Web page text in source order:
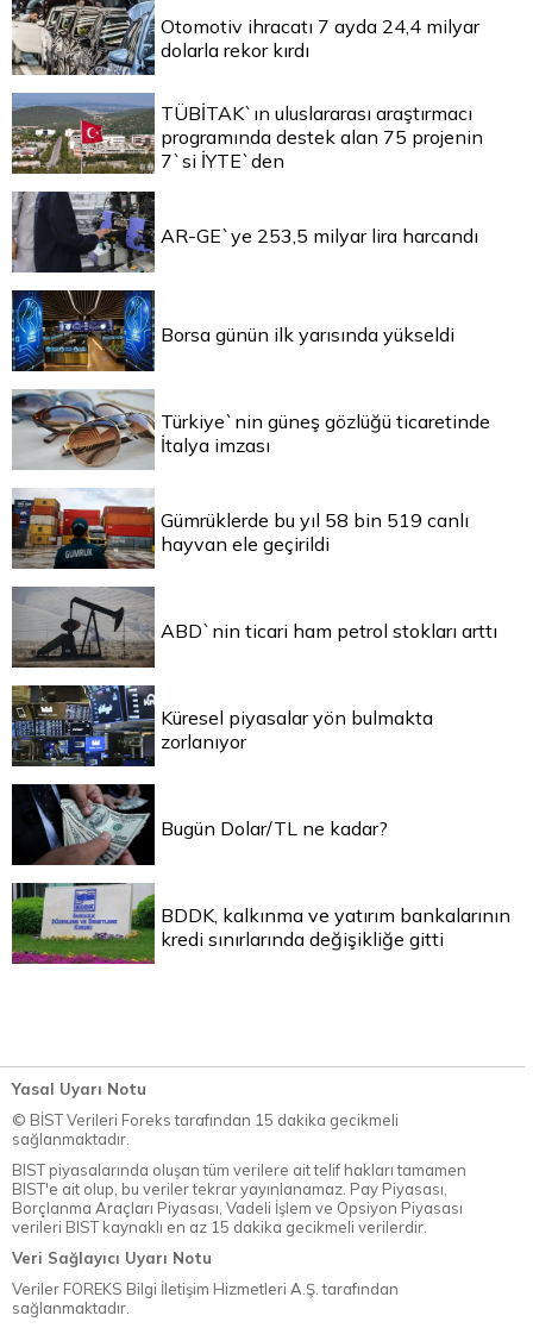
Otomotiv ihracatı 7 ayda 24,4 milyar
dolarla rekor kırdı
TÜBİTAK`ın uluslararası araştırmacı
programında destek alan 75 projenin
7`si İYTE`den
AR-GE`ye 253,5 milyar lira harcandı
Borsa günün ilk yarısında yükseldi
Türkiye`nin güneş gözlüğü ticaretinde
İtalya imzası
Gümrüklerde bu yıl 58 bin 519 canlı
hayvan ele geçirildi
ABD`nin ticari ham petrol stokları arttı
Küresel piyasalar yön bulmakta
zorlanıyor
Bugün Dolar/TL ne kadar?
BDDK, kalkınma ve yatırım bankalarının
kredi sınırlarında değişikliğe gitti
Yasal Uyarı Notu
© BİST Verileri Foreks tarafından 15 dakika gecikmeli
sağlanmaktadır.
BIST piyasalarında oluşan tüm verilere ait telif hakları tamamen
BIST'e ait olup, bu veriler tekrar yayınlanamaz. Pay Piyasası,
Borçlanma Araçları Piyasası, Vadeli İşlem ve Opsiyon Piyasası
verileri BIST kaynaklı en az 15 dakika gecikmeli verilerdir.
Veri Sağlayıcı Uyarı Notu
Veriler FOREKS Bilgi İletişim Hizmetleri A.Ş. tarafından
sağlanmaktadır.